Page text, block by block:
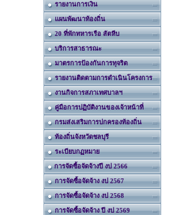
รายงานการเงิน
แผนพัฒนาท้องถิ่น
20 ที่พักทหารเรือ สัตหีบ
บริการสาธารณะ
มาตรการป้องกันการทุจริต
รายงานติดตามการดำเนินโครงการ
งานกิจการสภาเทศบาลฯ
คู่มือการปฏิบัติงานของเจ้าหน้าที่
กรมส่งเสริมการปกครองท้องถิ่น
ท้องถิ่นจังหวัดชลบุรี
ระเบียบกฏหมาย
การจัดซื้อจัดจ้างปี งป 2566
การจัดซื้อจัดจ้าง งป 2567
การจัดซื้อจัดจ้าง งป 2568
การจัดซื้อจัดจ้าง ปี งป 2569